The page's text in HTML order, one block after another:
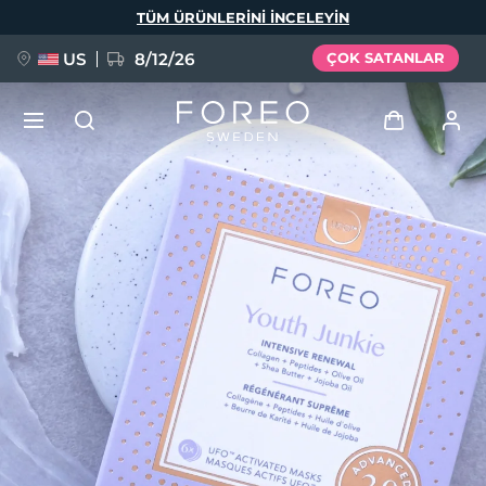
TÜM ÜRÜNLERINI INCELEYIN
US 8/12/26 ÇOK SATANLAR
Giriş
Kullanici profi̇li̇
Cihazlarım
Siparişlerim
Adresim
Aboneliklerim
YENİ
FAQ™ Pure Beauty-Tech Elixir
BREAKING NEWS
issa™ Teeth Whitening Set
Dil Seçimi
English Deutsch
Español
Français
Italiano
Português
Polski
Svenska
Русский
Türkçe
简体中文 繁體中文